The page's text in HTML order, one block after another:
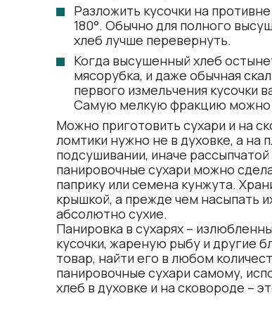
Разложить кусочки на
180°. Обычно для полного
хлеб лучше перевернуть.
Когда высушенный хлеб
мясорубка, и даже обычная
первого измельчения кусочки
Самую мелкую фракцию можно
Можно приготовить сухари и на
ломтики нужно не в духовке, а на
подсушивании, иначе
панировочные сухари можно
паприку или семена кунжута.
крышкой, а прежде чем насыпать
абсолютно сухие.
Панировка в сухарях –
кусочки, жареную рыбу и другие
товар, найти его в любом
панировочные сухари самому,
хлеб в духовке и на сковороде –